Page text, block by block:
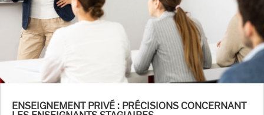
ENSEIGNEMENT PRIVÉ : PRÉCISIONS CONCERNANT